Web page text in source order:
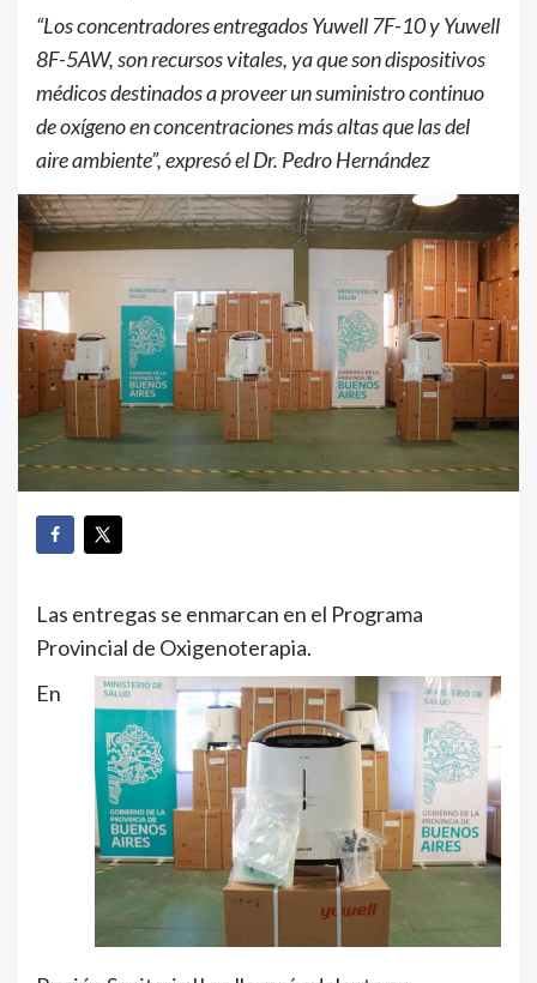
“Los concentradores entregados Yuwell 7F-10 y Yuwell
8F-5AW, son recursos vitales, ya que son dispositivos
médicos destinados a proveer un suministro continuo
de oxígeno en concentraciones más altas que las del
aire ambiente”, expresó el Dr. Pedro Hernández
Las entregas se enmarcan en el Programa
Provincial de Oxigenoterapia.
En